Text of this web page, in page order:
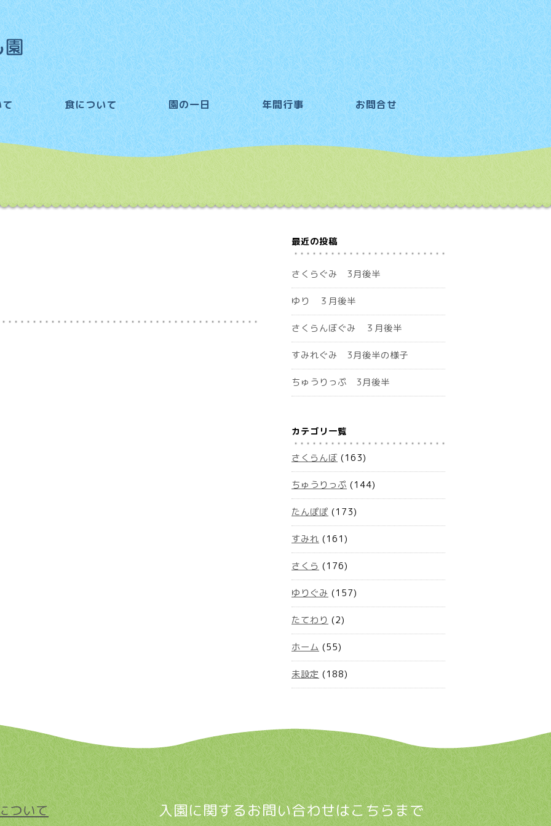
て 食について 園の一日 年間行事 お問合せ
最近の投稿
さくらぐみ 3月後半
ゆり ３月後半
さくらんぼぐみ ３月後半
すみれぐみ 3月後半の様子
ちゅうりっぷ 3月後半
カテゴリ一覧
さくらんぼ (163)
ちゅうりっぷ (144)
たんぽぽ (173)
すみれ (161)
さくら (176)
ゆりぐみ (157)
たてわり (2)
ホーム (55)
未設定 (188)
ついて 入園に関するお問い合わせはこちらまで